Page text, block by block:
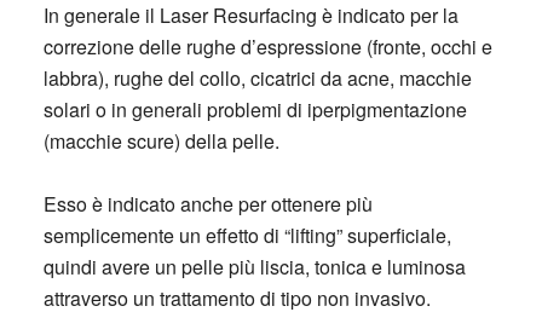
In generale il Laser Resurfacing è indicato per la
correzione delle rughe d’espressione (fronte, occhi e
labbra), rughe del collo, cicatrici da acne, macchie
solari o in generali problemi di iperpigmentazione
(macchie scure) della pelle.
Esso è indicato anche per ottenere più
semplicemente un effetto di “lifting” superficiale,
quindi avere un pelle più liscia, tonica e luminosa
attraverso un trattamento di tipo non invasivo.